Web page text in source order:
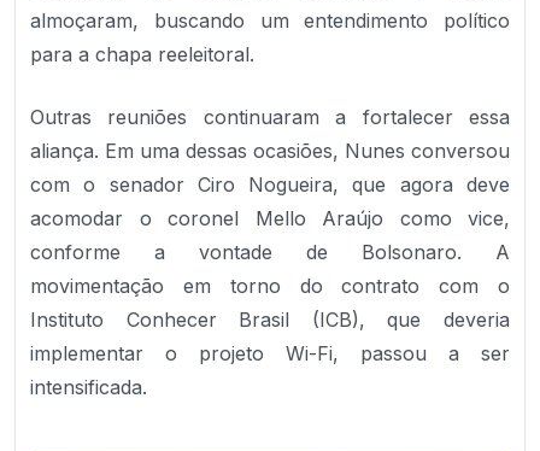
almoçaram, buscando um entendimento político
para a chapa reeleitoral.
Outras reuniões continuaram a fortalecer essa
aliança. Em uma dessas ocasiões, Nunes conversou
com o senador Ciro Nogueira, que agora deve
acomodar o coronel Mello Araújo como vice,
conforme a vontade de Bolsonaro. A
movimentação em torno do contrato com o
Instituto Conhecer Brasil (ICB), que deveria
implementar o projeto Wi-Fi, passou a ser
intensificada.